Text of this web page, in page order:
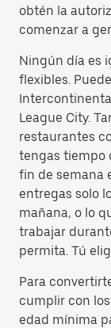
obtén la
comenzar a
Ningún día es
flexibles.
League City.
restaurantes
tengas tiempo
fin de semana
entregas solo
mañana, o lo
trabajar
permita. Tú
Para
cumplir con
edad mínima